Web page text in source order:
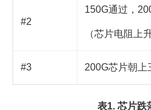
#2
150G通过，
（芯片电阻上
#3 200G芯片朝上
表1. 芯片跌